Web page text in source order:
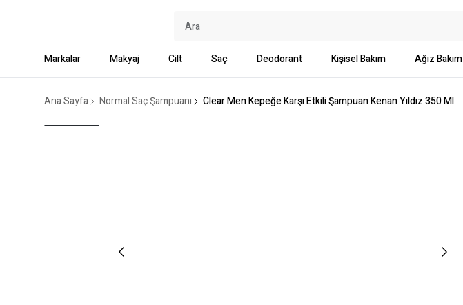
Markalar Makyaj Cilt Saç Deodorant Kişisel Bakım Ağız Bakım
Ana Sayfa Normal Saç Şampuanı Clear Men Kepeğe Karşı Etkili Şampuan Kenan Yıldız 350 Ml